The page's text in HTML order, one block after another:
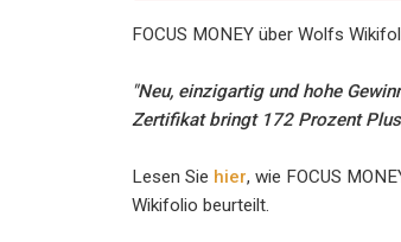
FOCUS MONEY über Wolfs
"Neu, einzigartig und hohe
Zertifikat bringt 172 Prozent
Lesen Sie hier, wie FOCUS
Wikifolio beurteilt.